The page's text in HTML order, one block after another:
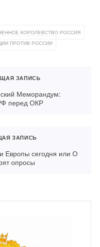
КОРОЛЕВСТВО РОССИЯ
ПРОТИВ РОССИИ
ЗАПИСЬ
Меморандум:
перед ОКР
ЗАПИСЬ
Европы сегодня или О
опросы